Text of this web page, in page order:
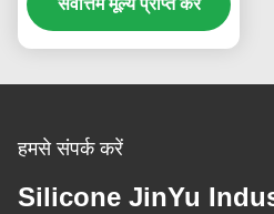
लगाया गया
सर्वोत्तम मूल्य प्राप्त करें
हमसे संपर्क करें
Silicone JinYu